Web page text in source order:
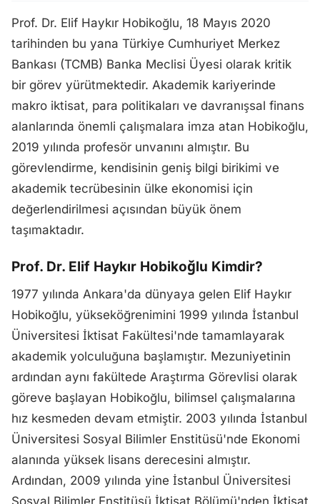
Prof. Dr. Elif Haykır Hobikoğlu, 18 Mayıs 2020
tarihinden bu yana Türkiye Cumhuriyet Merkez
Bankası (TCMB) Banka Meclisi Üyesi olarak kritik
bir görev yürütmektedir. Akademik kariyerinde
makro iktisat, para politikaları ve davranışsal finans
alanlarında önemli çalışmalara imza atan Hobikoğlu,
2019 yılında profesör unvanını almıştır. Bu
görevlendirme, kendisinin geniş bilgi birikimi ve
akademik tecrübesinin ülke ekonomisi için
değerlendirilmesi açısından büyük önem
taşımaktadır.
Prof. Dr. Elif Haykır Hobikoğlu Kimdir?
1977 yılında Ankara'da dünyaya gelen Elif Haykır
Hobikoğlu, yükseköğrenimini 1999 yılında İstanbul
Üniversitesi İktisat Fakültesi'nde tamamlayarak
akademik yolculuğuna başlamıştır. Mezuniyetinin
ardından aynı fakültede Araştırma Görevlisi olarak
göreve başlayan Hobikoğlu, bilimsel çalışmalarına
hız kesmeden devam etmiştir. 2003 yılında İstanbul
Üniversitesi Sosyal Bilimler Enstitüsü'nde Ekonomi
alanında yüksek lisans derecesini almıştır.
Ardından, 2009 yılında yine İstanbul Üniversitesi
Sosyal Bilimler Enstitüsü İktisat Bölümü'nden İktisat